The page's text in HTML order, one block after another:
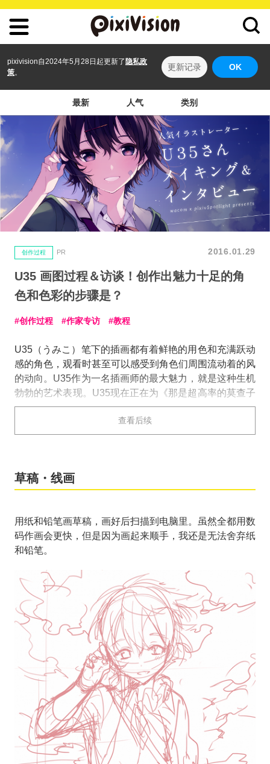
pixivision自2024年5月28日起更新了 隐私政
策。
更新记录 OK
最新 人气 类别
创作过程 PR 2016.01.29
U35 画图过程＆访谈！创作出魅力十足的角
色和色彩的步骤是？
创作过程 作家专访 教程
U35（うみこ）笔下的插画都有着鲜艳的用色和充满跃动
感的角色，观看时甚至可以感受到角色们周围流动着的风
的动向。U35作为一名插画师的最大魅力，就是这种生机
勃勃的艺术表现。U35现在正在为《那是超高率的莫查子
哦》（丹羽春信（著）／角川Sneaker文库）、《漂流王
国 以难民勇士为目标的顶级偶像》（玩具堂（著）／角
川Sneaker文库）等多部轻小说和画集绘制插画。
27QHD”，并为我们完成了一幅画作。U35平时作画很喜
来怎样的变化呢？ 想用液晶数位板的人必看！
在采访的后半，我们还探寻了在成为社会人士之后才正式
开始创作活动的U35的绘画历程。
本期有很多吸引人的内容，我们首先来看看用“Cintiq
27QHD”绘制插画的过程吧。
查看后续
草稿・线画
用纸和铅笔画草稿，画好后扫描到电脑里。虽然全都用数
码作画会更快，但是因为画起来顺手，我还是无法舍弃纸
和铅笔。